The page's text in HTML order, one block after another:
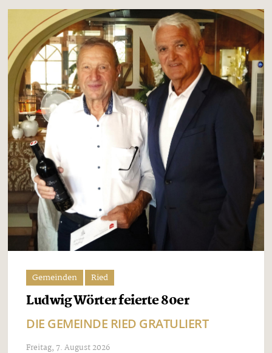
Gemeinden Ried
Ludwig Wörter feierte 80er
DIE GEMEINDE RIED GRATULIERT
Freitag, 7. August 2026